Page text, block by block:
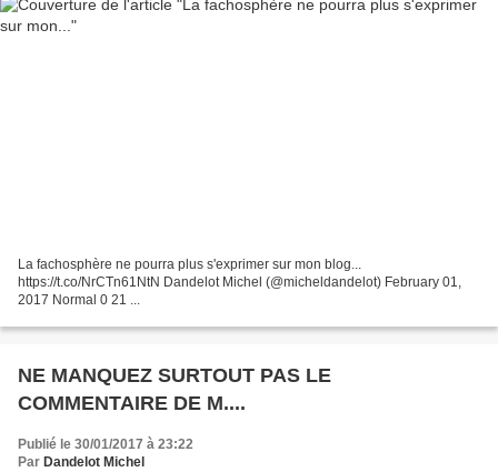
La fachosphère ne pourra plus s'exprimer sur mon blog...
https://t.co/NrCTn61NtN Dandelot Michel (@micheldandelot) February 01,
2017 Normal 0 21 ...
NE MANQUEZ SURTOUT PAS LE
COMMENTAIRE DE M....
Publié le 30/01/2017 à 23:22
Par Dandelot Michel